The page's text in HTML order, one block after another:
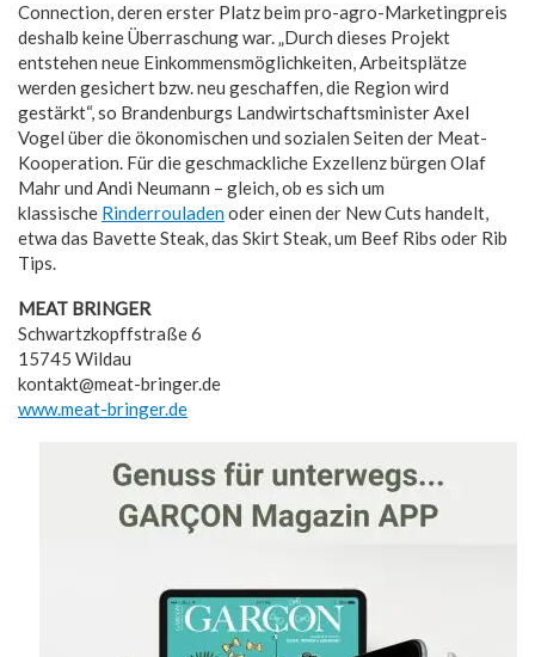
Connection, deren erster Platz beim pro-agro-Marketingpreis
deshalb keine Überraschung war. „Durch dieses Projekt
entstehen neue Einkommensmöglichkeiten, Arbeitsplätze
werden gesichert bzw. neu geschaffen, die Region wird
gestärkt“, so Brandenburgs Landwirtschaftsminister Axel
Vogel über die ökonomischen und sozialen Seiten der Meat-
Kooperation. Für die geschmackliche Exzellenz bürgen Olaf
Mahr und Andi Neumann – gleich, ob es sich um
klassische Rinderrouladenoder einen der New Cuts handelt,
etwa das Bavette Steak, das Skirt Steak, um Beef Ribs oder Rib
Tips.
MEAT BRINGER
Schwartzkopffstraße 6
15745 Wildau
kontakt@meat-bringer.de
www.meat-bringer.de